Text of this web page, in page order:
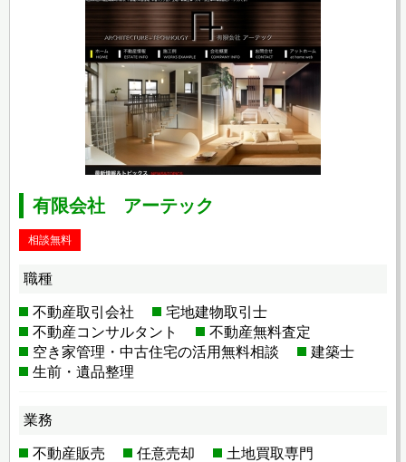
有限会社 アーテック
相談無料
職種
不動産取引会社
宅地建物取引士
不動産コンサルタント
不動産無料査定
空き家管理・中古住宅の活用無料相談
建築士
生前・遺品整理
業務
不動産販売 任意売却
土地買取専門